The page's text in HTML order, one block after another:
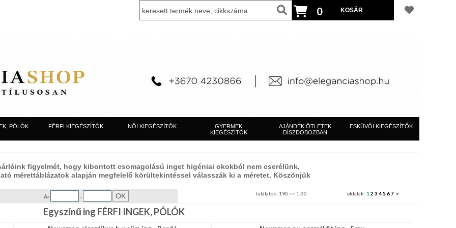
0
PÓLÓK FÉRFI KIEGÉSZÍTŐK NŐI KIEGÉSZÍTŐK
GYERMEK
KIEGÉSZÍTŐK
AJÁNDÉK ÖTLETEK
DÍSZDOBOZBAN
ESKÜVŐI KIEGÉSZÍTŐK
figyelmét, hogy kibontott csomagolású inget higéniai okokból nem cserélünk,
mérettáblázatok alapján megfelelő körültekintéssel válasszák ki a méretet. Köszönjük
Ár - oldalak: 1 2 3 45 67 >
találatok: 190 => 1-30
Egyszínű ing FÉRFI INGEK, PÓLÓK